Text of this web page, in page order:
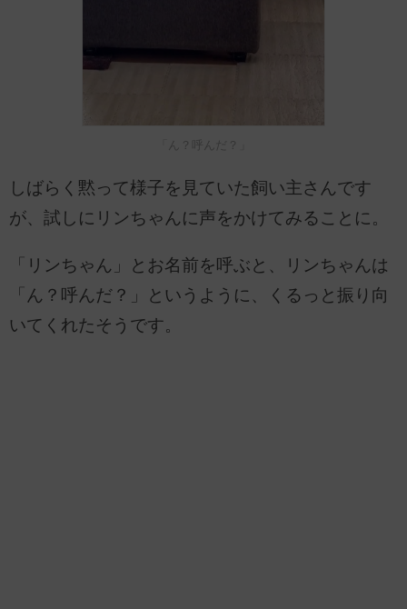
「ん？呼んだ？」
しばらく黙って様子を見ていた飼い主さんです
が、試しにリンちゃんに声をかけてみることに。
「リンちゃん」とお名前を呼ぶと、リンちゃんは
「ん？呼んだ？」というように、くるっと振り向
いてくれたそうです。